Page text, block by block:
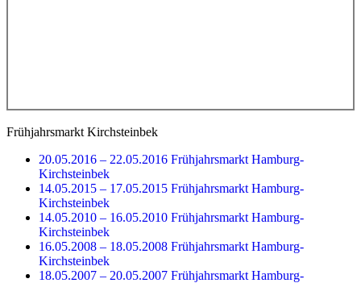
Frühjahrsmarkt Kirchsteinbek
20.05.2016 – 22.05.2016 Frühjahrsmarkt Hamburg-
Kirchsteinbek
14.05.2015 – 17.05.2015 Frühjahrsmarkt Hamburg-
Kirchsteinbek
14.05.2010 – 16.05.2010 Frühjahrsmarkt Hamburg-
Kirchsteinbek
16.05.2008 – 18.05.2008 Frühjahrsmarkt Hamburg-
Kirchsteinbek
18.05.2007 – 20.05.2007 Frühjahrsmarkt Hamburg-